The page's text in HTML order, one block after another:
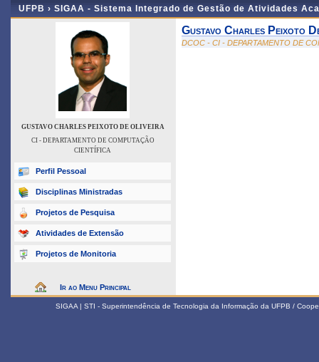
UFPB › SIGAA - Sistema Integrado de Gestão de Atividades
GUSTAVO CHARLES PEIXOTO DE OLIVEIRA
CI - DEPARTAMENTO DE COMPUTAÇÃO
CIENTÍFICA
Perfil Pessoal
Disciplinas Ministradas
Projetos de Pesquisa
Atividades de Extensão
Projetos de Monitoria
Ir ao Menu Principal
Gustavo Charles Peixoto
DCOC - CI - DEPARTAMENTO DE
SIGAA | STI - Superintendência de Tecnologia da Informação da UFPB /